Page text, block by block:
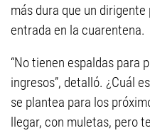
más dura que un
entrada en la cuarentena.
“No tienen espaldas para
ingresos”, detalló. ¿Cuál
se plantea para los
llegar, con muletas, pero